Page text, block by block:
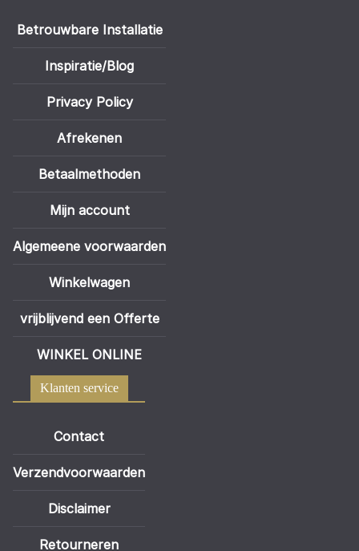
Betrouwbare Installatie
Inspiratie/Blog
Privacy Policy
Afrekenen
Betaalmethoden
Mijn account
Algemeene voorwaarden
Winkelwagen
vrijblijvend een Offerte
WINKEL ONLINE
Klanten service
Contact
Verzendvoorwaarden
Disclaimer
Retourneren